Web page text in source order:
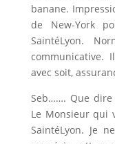
banane.
de New-York
SaintéLyon.
communicative.
avec soit,
Seb……. Que dire
Le Monsieur qui
SaintéLyon. Je